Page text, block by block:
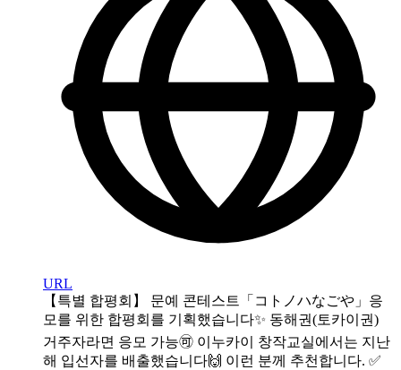
URL
【특별 합평회】 문예 콘테스트「コトノハなごや」응
모를 위한 합평회를 기획했습니다✨ 동해권(토카이권)
거주자라면 응모 가능🉑 이누카이 창작교실에서는 지난
해 입선자를 배출했습니다🙌 이런 분께 추천합니다. ✅